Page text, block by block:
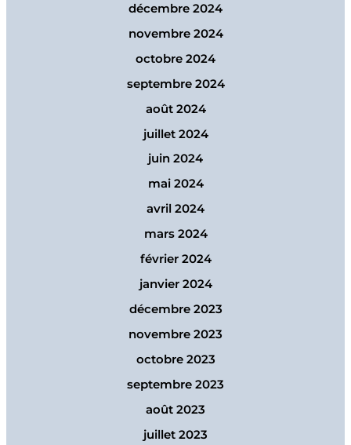
décembre 2024
novembre 2024
octobre 2024
septembre 2024
août 2024
juillet 2024
juin 2024
mai 2024
avril 2024
mars 2024
février 2024
janvier 2024
décembre 2023
novembre 2023
octobre 2023
septembre 2023
août 2023
juillet 2023